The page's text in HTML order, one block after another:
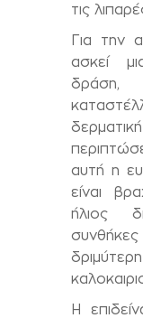
τις
Για την
ασκεί
δράση,
αυτή η
είναι
ήλιος
Η